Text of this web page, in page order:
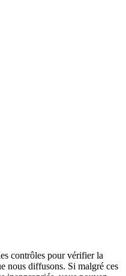
contrôles pour vérifier la
nous diffusons. Si malgré ces